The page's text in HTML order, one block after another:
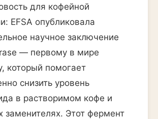
для кофейной
EFSA опубликовала
научное заключение
— первому в мире
который помогает
снизить уровень
в растворимом кофе и
заменителях. Этот фермент